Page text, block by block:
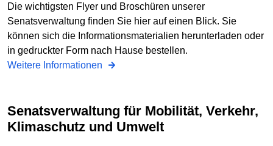
Die wichtigsten Flyer und Broschüren unserer
Senatsverwaltung finden Sie hier auf einen Blick. Sie
können sich die Informationsmaterialien herunterladen oder
in gedruckter Form nach Hause bestellen.
Weitere Informationen
Senatsverwaltung für Mobilität, Verkehr,
Klimaschutz und Umwelt